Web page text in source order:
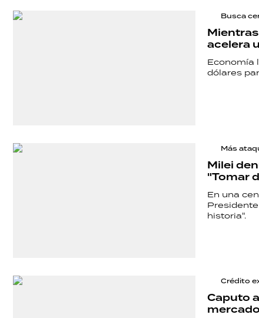
Busca
acelera
Economía
dólares
Más
Milei
"Tomar
En una
historia".
Crédito
Caputo